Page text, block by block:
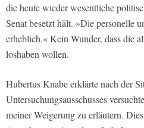
die heute wieder wesentliche
Senat besetzt hält. »Die personelle
erheblich.« Kein Wunder, dass die
loshaben wollen.
Hubertus Knabe erklärte nach der
Untersuchungsausschusses
meiner Weigerung zu erläutern.